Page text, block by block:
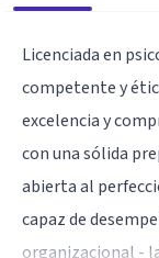
Licenciada en
competente y
excelencia y
con una sólida
abierta al
capaz de
organizacional -